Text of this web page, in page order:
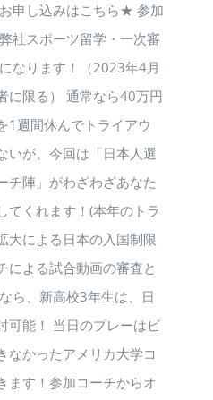
申し込みはこちら★ 参加
社スポーツ留学・一次審
なります！（2023年4月
に限る） 通常なら40万円
1週間休んでトライアウ
いが、今回は「日本人選
チ陣」がわざわざあなた
てくれます！(本年のトラ
大による日本の入国制限
による試合動画の審査と
ら、新高校3年生は、日
可能！ 当日のプレーはビ
なかったアメリカ大学コ
ます！参加コーチからオ